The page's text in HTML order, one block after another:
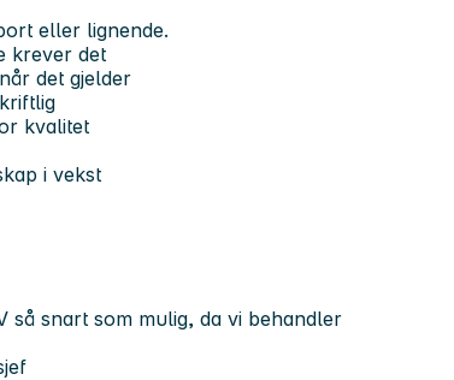
eller lignende.
krever det
det gjelder
kvalitet
i vekst
så snart som mulig, da vi behandler